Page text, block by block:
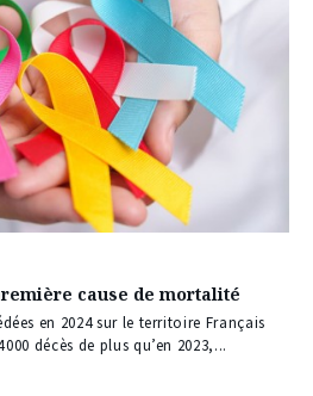
cause de mortalité
en 2024 sur le territoire Français
décès de plus qu’en 2023,...